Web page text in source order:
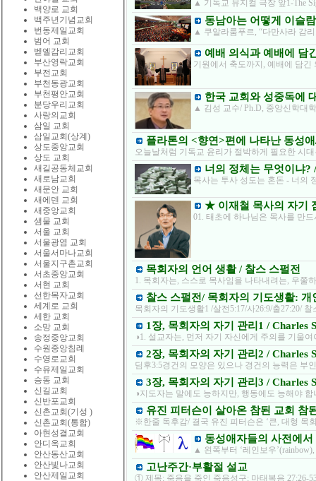
백양로 교회
백주년기념교회
번동제일교회
범어 교회
벧엘감리교회
부산영락교회
부전교회
부천동광교회
부천평안교회
분당우리교회
사랑의교회
삼일 교회
삼일교회(상계)
상도중앙교회
상도 교회
새길공동체교회
새로남교회
새문안 교회
새에덴 교회
새중앙교회
샘물 교회
서울 교회
서울광염 교회
서울서마나교회
서울지구촌교회
서초중앙교회
서현 교회
선한목자교회
세계로 교회
세한 교회
소망 교회
송정중앙교회
수원중앙침례
수영로교회
수유제일교회
승동 교회
신길교회
신반포교회
신촌교회(기성 )
신촌교회(통합)
아현성결교회
안디옥교회
안산동산교회
안산빛나교회
안산제일교회
▲ 기독교 뮤지컬 극장 앞1-The
동남아는 어떻게 이슬
▲ 쿠알라룸푸르, “다만사라 감리
예배 의식과 예배에 담
기원에서 축도까지, 예배에 담
한국 교회와 성중독에
▲ 김성 교수/ Ph.D, 중앙신학대
플라톤의 <향연>편에 나타난 동성
오늘날처럼 기독교 윤리가 절박하게 필요한 시
너의 정체는 무엇이냐?
목사는 투사 성도는 혼돈 - 너의
★ 이재철 목사의 자기
01. 태초에 하나님은 목사를 만
목회자의 언어 생활 / 찰스 스펄전
1. 목회자는, 스스로 목사임을 나타내려는, 우쭐
찰스 스펄전/ 목회자의 기도생활:
목회자의 기도생활1 /살전5:17/사26:9/출27:20/
1장, 목회자의 자기 관리1 / Charles
◑1. 설교자는, 먼저 자기 자신에게 주의를 기울
2장, 목회자의 자기 관리2 / Charles
딤후3:5경건의 모양은 있으나 경건의 능력은 부
3장, 목회자의 자기 관리3 / Charles
◑지도자는 말에도 능하지만, 행동에도 능해야
유진 피터슨이 살아온 참된 교회 참
※한줄 독후감/ 결국 유진 피터슨은 ‘큰, 대형 목
동성애자들의 사전에
▲ 왼쪽부터 ‘레인보우
고난주간·부활절 설교
① 제목: 죽음을 죽인 죽음성구: 마태복음 27:26-